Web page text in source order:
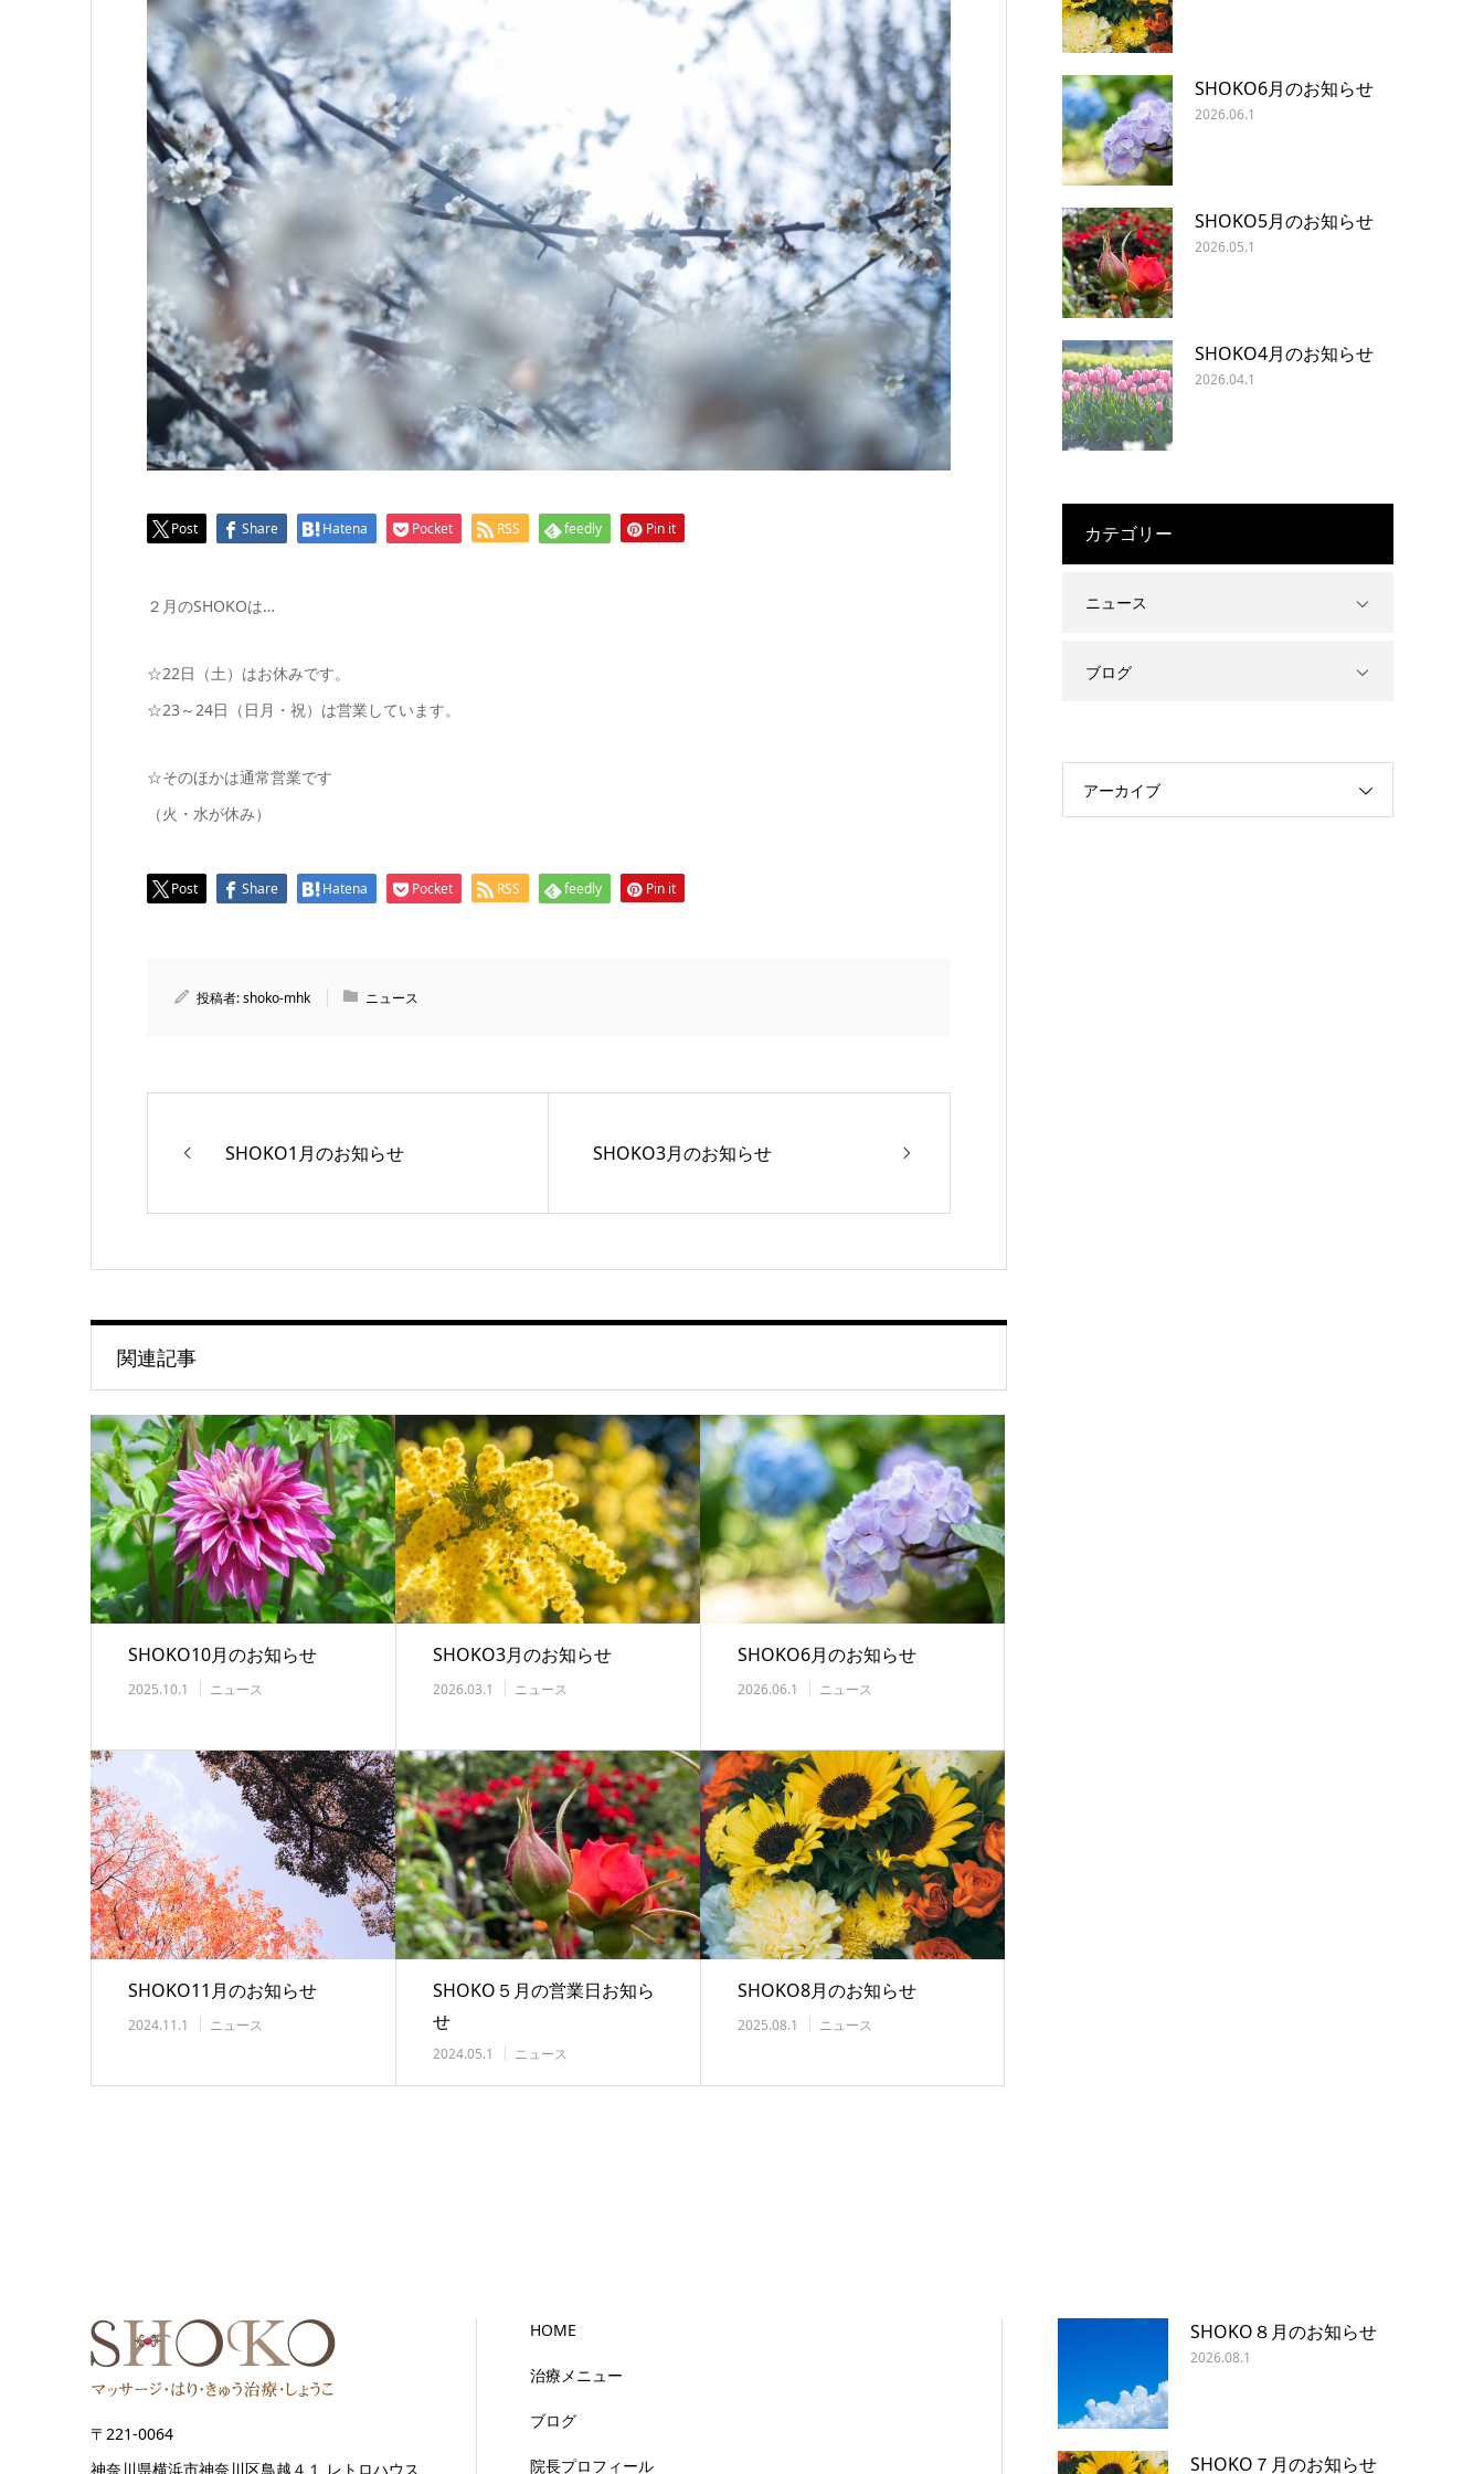
Post Share Hatena Pocket RSS feedly Pin it
２月のSHOKOは…
☆22日（土）はお休みです。
☆23～24日（日月・祝）は営業しています。
☆そのほかは通常営業です
（火・水が休み）
Post Share Hatena Pocket RSS feedly Pin it
投稿者:shoko-mhk ニュース
SHOKO1月のお知らせ SHOKO3月のお知らせ
関連記事
SHOKO10月のお知らせ
2025.10.1 ニュース
SHOKO3月のお知らせ
2026.03.1 ニュース
SHOKO6月のお知らせ
2026.06.1 ニュース
SHOKO11月のお知らせ
2024.11.1 ニュース
SHOKO５月の営業日お知ら
せ
2024.05.1 ニュース
SHOKO8月のお知らせ
2025.08.1 ニュース
SHOKO6月のお知らせ
2026.06.1
SHOKO5月のお知らせ
2026.05.1
SHOKO4月のお知らせ
2026.04.1
カテゴリー
ニュース
ブログ
アーカイブ
〒221-0064
神奈川県横浜市神奈川区鳥越４１ レトロハウス
HOME
治療メニュー
ブログ
院長プロフィール
SHOKO８月のお知らせ
2026.08.1
SHOKO７月のお知らせ